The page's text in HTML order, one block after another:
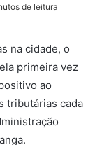
de leitura
na cidade, o
primeira vez
ao
tributárias cada